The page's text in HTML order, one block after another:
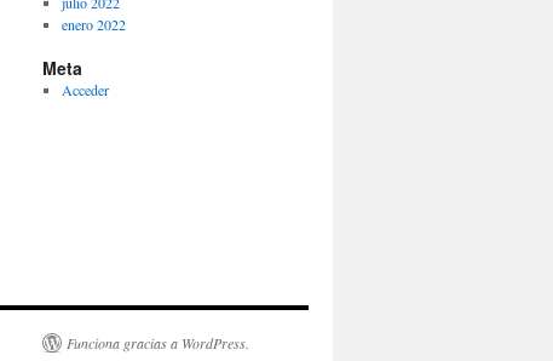
enero 2022
Meta
Acceder
Funciona gracias a WordPress.